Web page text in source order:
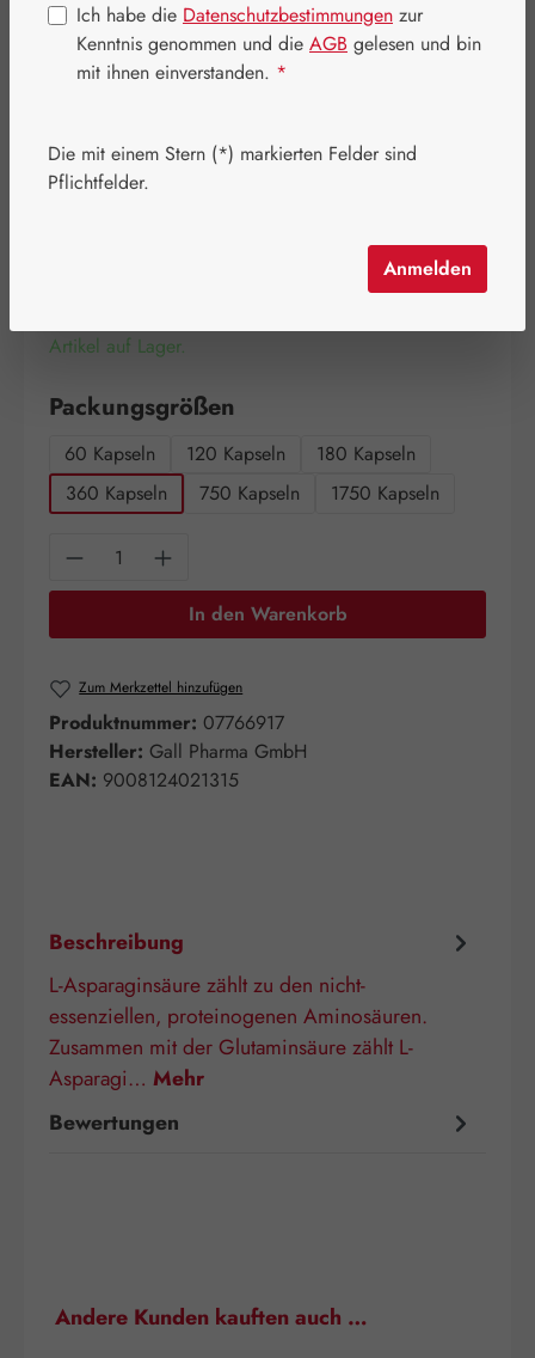
(356,71 € / 1 Kilogramm)
Artikel auf Lager.
Packungsgrößen
60 Kapseln 120 Kapseln
180 Kapseln
360 Kapseln
750 Kapseln 1750 Kapseln
Produkt Anzahl: Gib den gewünschten
In den Warenkorb
Zum Merkzettel hinzufügen
Produktnummer: 07766917
Hersteller: Gall Pharma GmbH
EAN: 9008124021315
Beschreibung
L-Asparaginsäure zählt zu den nicht-
essenziellen, proteinogenen Aminosäuren.
Zusammen mit der Glutaminsäure zählt L-
Asparagi… Mehr
Bewertungen
Produktgalerie überspringen
Andere Kunden kauften auch …
Ich habe die Datenschutzbestimmungen zur
Kenntnis genommen und die AGB gelesen und bin
mit ihnen einverstanden. *
Die mit einem Stern (*) markierten Felder sind
Pflichtfelder.
Anmelden